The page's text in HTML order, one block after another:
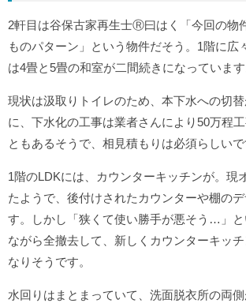
2軒目は谷保古家再生士Ⓡ曰はく「今回の物
ものパターン」という物件だそう。1階に広
は4畳と5畳の和室が二間続きになっています
現状は汲取りトイレのため、本下水への切
に、下水化の工事は業者さんにより50万程
ともあるそうで、相見積もりは必須らしいで
1階のLDKには、カウンターキッチンが。現
たようで、後付けされたカウンターや棚の
す。しかし「狭くて使い勝手が悪そう…」
ながら全撤去して、新しくカウンターキッ
なりそうです。
水回りはまとまっていて、洗面脱衣所の両